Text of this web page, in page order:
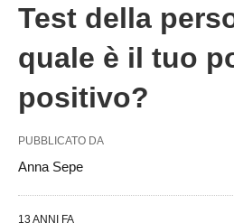
potenziale-
positivo/amp/
Test della
quale è il tuo
positivo?
PUBBLICATO DA
Anna Sepe
13 ANNI FA